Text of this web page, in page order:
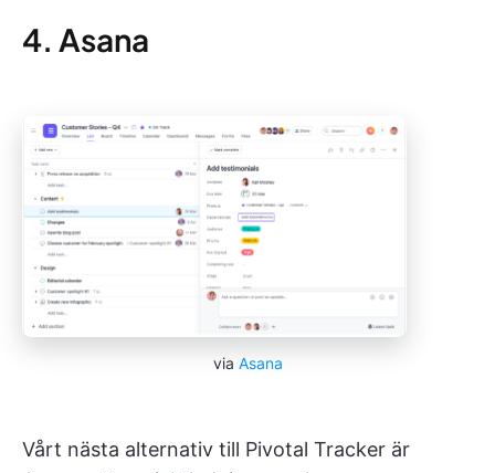
4. Asana
via Asana
Vårt nästa alternativ till Pivotal Tracker är